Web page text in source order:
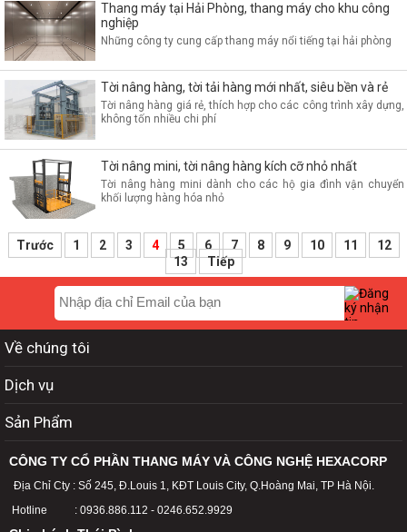
Thang máy tại Hải Phòng, thang máy cho khu công
nghiệp
Những công ty cung cấp thang máy nổi tiếng tại hải phòng
Tời nâng hàng, tời tải hàng mới nhất, siêu bền và rẻ
Tời nâng hàng giá rẻ, thích hợp cho các công trình xây dựng,
không tốn nhiều chi phí
Tời nâng mini, tời nâng hàng kích cỡ nhỏ nhất
Tời nâng hàng mini dành cho các hộ gia đình vận chuyển
khối lượng hàng hóa nhỏ
Trước 1 2 3 4 5 6 7 8 9 10 11
12
13
Tiếp
Về chúng tôi
Dịch vụ
Sản Phẩm
CÔNG TY CỔ PHẦN THANG MÁY VÀ CÔNG NGHỆ HEXACORP
Địa Chỉ Cty : Số 245, Đ.Louis 1, KĐT Louis City, Q.Hoàng Mai, TP Hà Nội.
Hotline : 0936.886.112 - 0246.652.9929